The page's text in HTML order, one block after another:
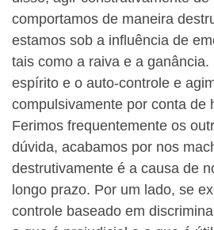
comportamos de maneira
estamos sob a influência de
tais como a raiva e a
espírito e o auto-controle e
compulsivamente por conta de
Ferimos frequentemente os
dúvida, acabamos por nos
destrutivamente é a causa de
longo prazo. Por um lado, se
controle baseado em